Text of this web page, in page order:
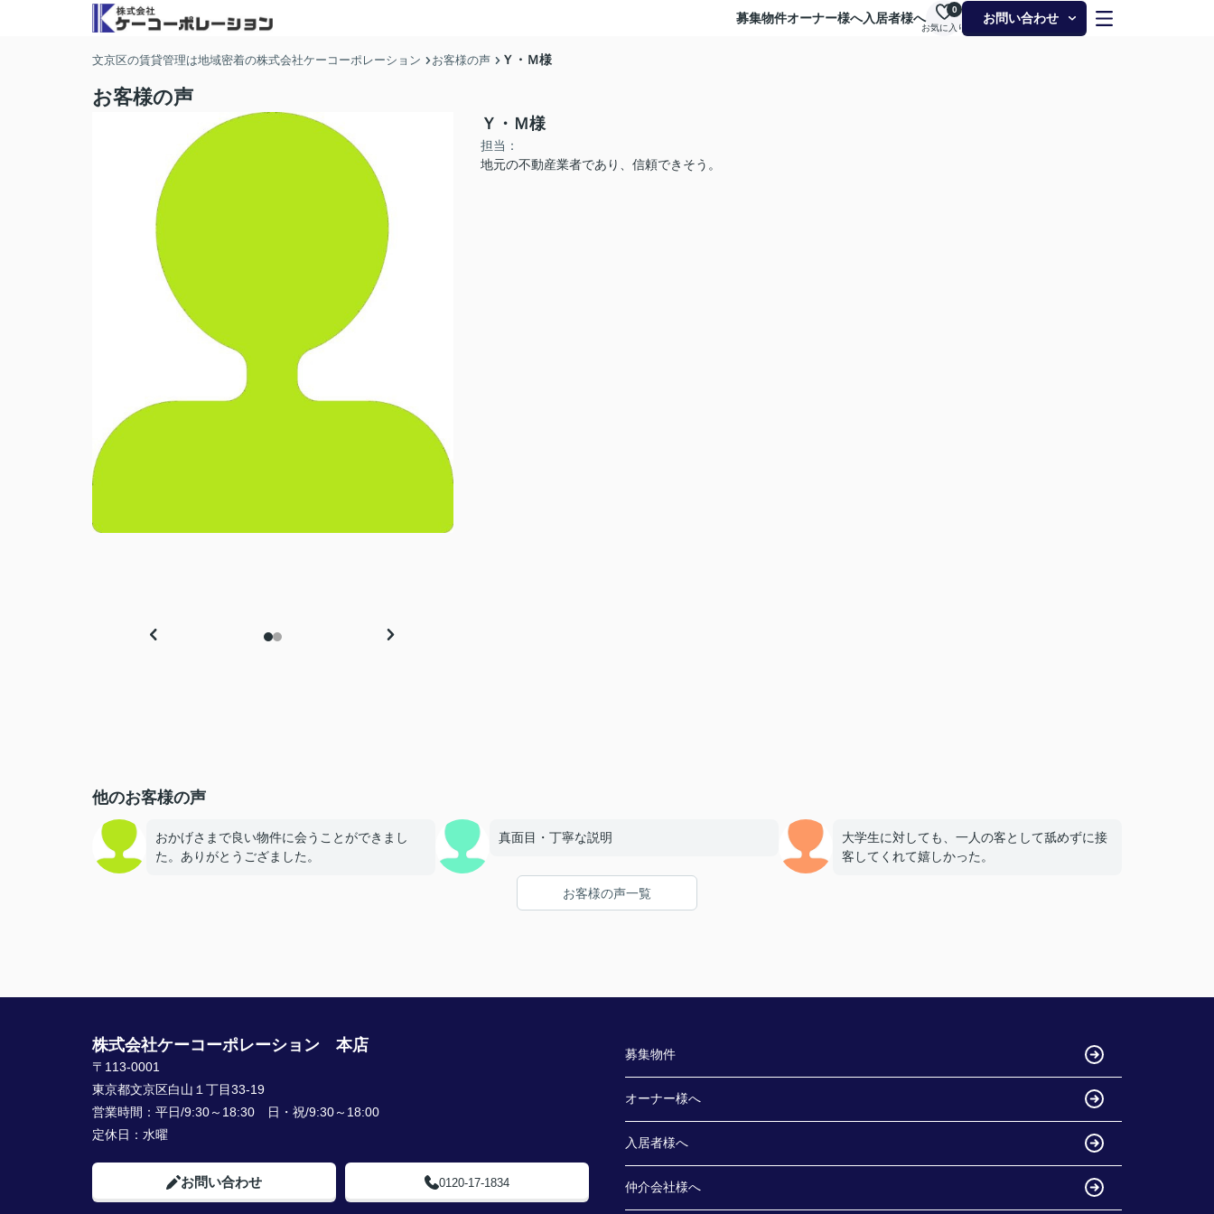
募集物件オーナー様へ入居者様へ
お気に入り
0
お問い合わせ
文京区の賃貸管理は地域密着の株式会社ケーコーポレーション お客様の声 Ｙ・Ｍ様
お客様の声
Ｙ・Ｍ様
担当：
地元の不動産業者であり、信頼できそう。
他のお客様の声
おかげさまで良い物件に会うことができまし
た。ありがとうござました。
真面目・丁寧な説明
大学生に対しても、一人の客として舐めずに接
客してくれて嬉しかった。
お客様の声一覧
株式会社ケーコーポレーション 本店
〒113-0001
東京都文京区白山１丁目33-19
営業時間： 平日/9:30～18:30 日・祝/9:30～18:00
定休日： 水曜
お問い合わせ 0120-17-1834
募集物件
オーナー様へ
入居者様へ
仲介会社様へ